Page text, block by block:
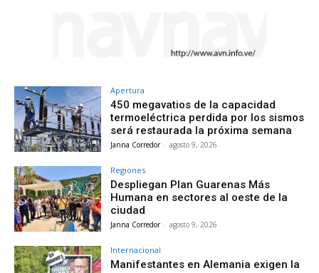
Apertura
450 megavatios de la capacidad
termoeléctrica perdida por los sismos
será restaurada la próxima semana
Janna Corredor - agosto 9, 2026
Regiones
Despliegan Plan Guarenas Más
Humana en sectores al oeste de la
ciudad
Janna Corredor - agosto 9, 2026
Internacional
Manifestantes en Alemania exigen la